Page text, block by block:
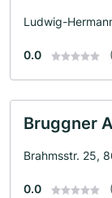
Ludwig-
0.0
Bruggner
Brahmsstr. 25,
0.0